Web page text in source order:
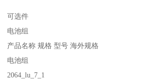
可选件
电池组
产品名称 规格 型号 海外规格
电池组
2064_lu_7_1